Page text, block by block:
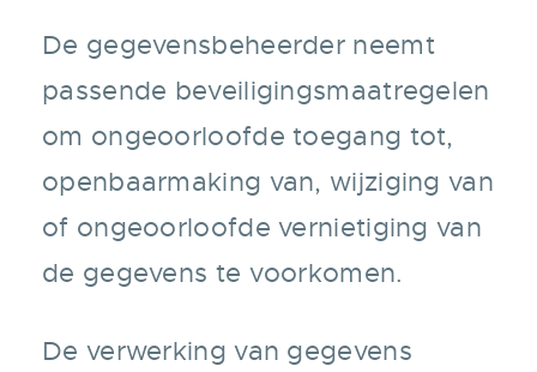
De gegevensbeheerder neemt
passende beveiligingsmaatregelen
om ongeoorloofde toegang tot,
openbaarmaking van, wijziging van
of ongeoorloofde vernietiging van
de gegevens te voorkomen.
De verwerking van gegevens